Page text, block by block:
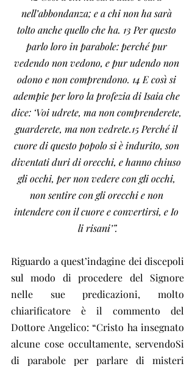
nell’abbondanza; e a chi non ha sarà
tolto anche quello che ha. 13 Per questo
parlo loro in parabole: perché pur
vedendo non vedono, e pur udendo non
odono e non comprendono. 14 E così si
adempie per loro la profezia di Isaia che
dice: ‘Voi udrete, ma non comprenderete,
guarderete, ma non vedrete.15 Perché il
cuore di questo popolo si è indurito, son
diventati duri di orecchi, e hanno chiuso
gli occhi, per non vedere con gli occhi,
non sentire con gli orecchi e non
intendere con il cuore e convertirsi, e Io
li risani’”.
Riguardo a quest’indagine dei discepoli
sul modo di procedere del Signore
nelle sue predicazioni, molto
chiarificatore è il commento del
Dottore Angelico: “Cristo ha insegnato
alcune cose occultamente, servendoSi
di parabole per parlare di misteri